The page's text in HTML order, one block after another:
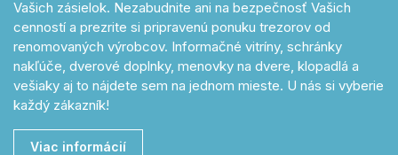
Vašich zásielok. Nezabudnite ani na bezpečnosť Vašich
cenností a prezrite si pripravenú ponuku trezorov od
renomovaných výrobcov. Informačné vitríny, schránky
nakľúče, dverové doplnky, menovky na dvere, klopadlá a
vešiaky aj to nájdete sem na jednom mieste. U nás si vyberie
každý zákazník!
Viac informácií